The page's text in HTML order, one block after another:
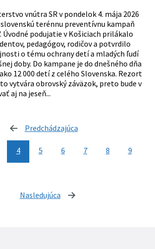
vnútra SR v pondelok 4. mája 2026
terénnu preventívnu kampaň
Úvodné podujatie v Košiciach prilákalo
pedagógov, rodičov a potvrdilo
o tému ochrany detí a mladých ľudí
doby. Do kampane je do dnešného dňa
12 000 detí z celého Slovenska. Rezort
vytvára obrovský záväzok, preto bude v
aj na jeseň...
Predchádzajúca
4 5 6 7 8 9
Nasledujúca stránka